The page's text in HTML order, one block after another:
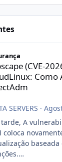
64561) no
(CVE-
Como
SERVERS ·
tarde, A
coloca